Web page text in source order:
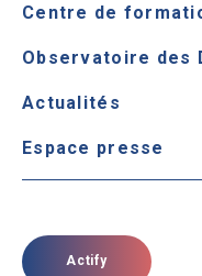
Centre de
Observatoire des
Actualités
Espace presse
Actify